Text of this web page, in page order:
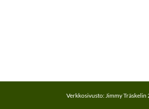
Verkkosivusto: Jimmy Träskelin